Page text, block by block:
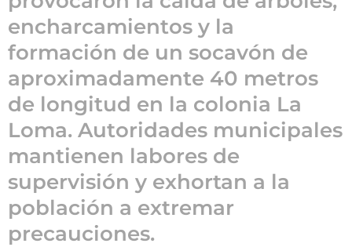
m
e
s
e
s
a
g
o
encharcamientos y la
formación de un socavón de
aproximadamente 40 metros
de longitud en la colonia La
Loma. Autoridades municipales
mantienen labores de
supervisión y exhortan a la
población a extremar
precauciones.